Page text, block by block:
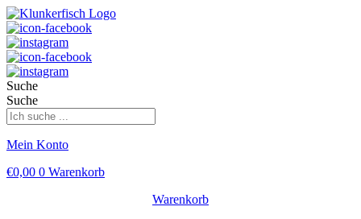
Suche
Suche
Mein Konto
€0,00 0 Warenkorb
Warenkorb